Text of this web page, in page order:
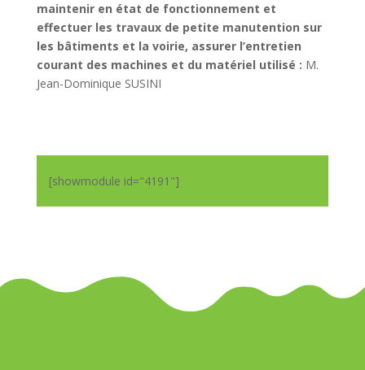
maintenir en état de fonctionnement et
effectuer les travaux de petite manutention sur
les bâtiments et la voirie, assurer l’entretien
courant des machines et du matériel utilisé : M.
Jean-Dominique SUSINI
[showmodule id="4191"]